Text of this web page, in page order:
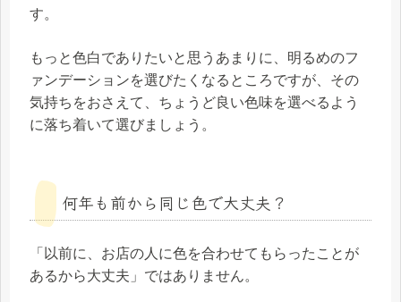
す。
もっと色白でありたいと思うあまりに、明るめのフ
ァンデーションを選びたくなるところですが、その
気持ちをおさえて、ちょうど良い色味を選べるよう
に落ち着いて選びましょう。
何年も前から同じ色で大丈夫？
「以前に、お店の人に色を合わせてもらったことが
あるから大丈夫」ではありません。